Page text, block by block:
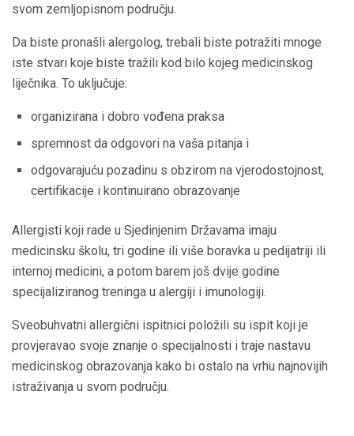
svom zemljopisnom području.
Da biste pronašli alergolog, trebali biste potražiti mnoge
iste stvari koje biste tražili kod bilo kojeg medicinskog
liječnika. To uključuje:
organizirana i dobro vođena praksa
spremnost da odgovori na vaša pitanja i
odgovarajuću pozadinu s obzirom na vjerodostojnost,
certifikacije i kontinuirano obrazovanje
Allergisti koji rade u Sjedinjenim Državama imaju
medicinsku školu, tri godine ili više boravka u pedijatriji ili
internoj medicini, a potom barem još dvije godine
specijaliziranog treninga u alergiji i imunologiji.
Sveobuhvatni allergični ispitnici položili su ispit koji je
provjeravao svoje znanje o specijalnosti i traje nastavu
medicinskog obrazovanja kako bi ostalo na vrhu najnovijih
istraživanja u svom području.